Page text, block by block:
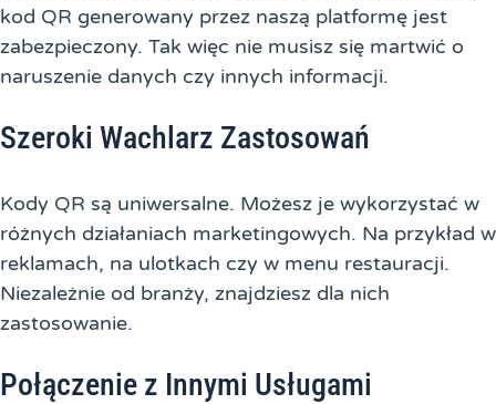
kod QR generowany przez naszą platformę jest
zabezpieczony. Tak więc nie musisz się martwić o
naruszenie danych czy innych informacji.
Szeroki Wachlarz Zastosowań
Kody QR są uniwersalne. Możesz je wykorzystać w
różnych działaniach marketingowych. Na przykład w
reklamach, na ulotkach czy w menu restauracji.
Niezależnie od branży, znajdziesz dla nich
zastosowanie.
Połączenie z Innymi Usługami